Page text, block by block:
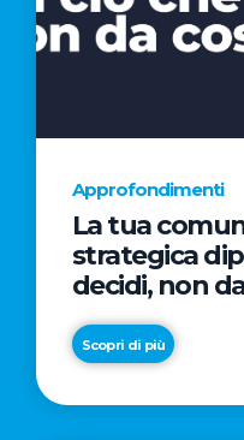
Approfondimenti
La tua
strategica
decidi, non
Scopri di più